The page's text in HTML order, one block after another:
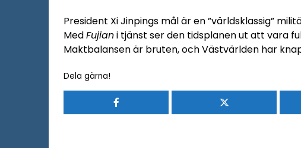
President Xi Jinpings mål är en ”världsklassig”
MedFujiani tjänst ser den tidsplanen ut att vara
Maktbalansen är bruten, och Västvärlden har
Dela gärna!